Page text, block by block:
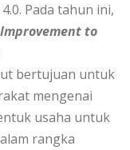
Pada tahun ini,
to
bertujuan untuk
mengenai
usaha untuk
rangka